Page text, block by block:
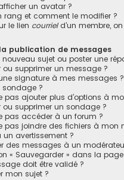
un avatar ?
rang et comment le modifier ?
le lien courrield’un membre,
publication de messages
sujet ou poster une
supprimer un message ?
signature à mes messages ?
sondage ?
pas ajouter plus d’options à
supprimer un sondage ?
pas accéder à un forum ?
pas joindre des fichiers à mon
avertissement ?
des messages à un
« Sauvegarder » dans la
doit être validé ?
mon sujet ?